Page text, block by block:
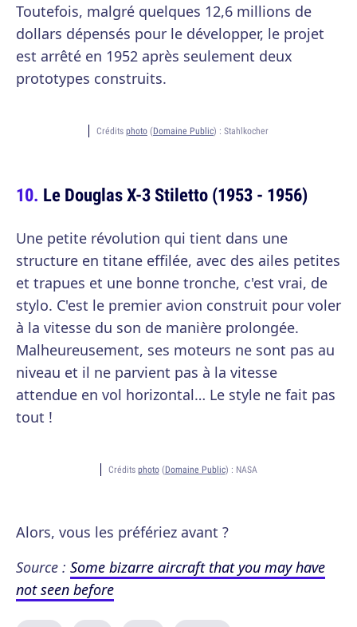
Toutefois, malgré quelques 12,6 millions de
dollars dépensés pour le développer, le projet
est arrêté en 1952 après seulement deux
prototypes construits.
Crédits photo (Domaine Public) : Stahlkocher
Le Douglas X-3 Stiletto (1953 - 1956)
Une petite révolution qui tient dans une
structure en titane effilée, avec des ailes petites
et trapues et une bonne tronche, c'est vrai, de
stylo. C'est le premier avion construit pour voler
à la vitesse du son de manière prolongée.
Malheureusement, ses moteurs ne sont pas au
niveau et il ne parvient pas à la vitesse
attendue en vol horizontal… Le style ne fait pas
tout !
Crédits photo(Domaine Public) : NASA
Alors, vous les préfériez avant ?
Source : Some bizarre aircraft that you may have
not seen before